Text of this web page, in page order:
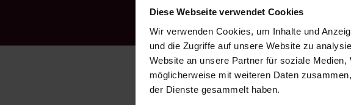
Diese Webseite verwendet Cookies
Wir verwenden Cookies, um Inhalte und
und die Zugriffe auf unsere Website zu
Website an unsere Partner für soziale
möglicherweise mit weiteren Daten
der Dienste gesammelt haben.